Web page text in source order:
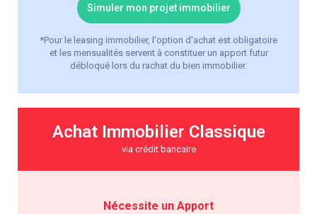
Simuler mon projet immobilier
*Pour le leasing immobilier, l'option d'achat est obligatoire
et les mensualités servent à constituer un apport futur
débloqué lors du rachat du bien immobilier.
Achat Immobilier Classique
via crédit bancaire
Nécessite un Apport